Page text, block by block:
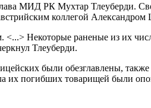
МИД РК Мухтар Тлеуберди.
коллегой
<...> Некоторые раненые из их
Тлеуберди.
были обезглавлены,
их погибших товарищей были